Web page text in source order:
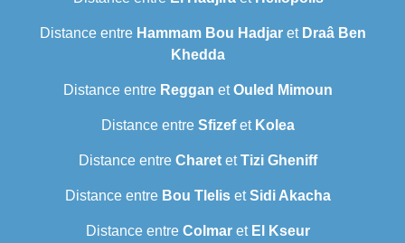
Distance entre Hammam Bou Hadjaret Draâ Ben
Khedda
Distance entre Reggan etOuled Mimoun
Distance entre Sfizefet Kolea
Distance entre Charet etTizi Gheniff
Distance entre Bou Tlelis etSidi Akacha
Distance entre Colmar et El Kseur